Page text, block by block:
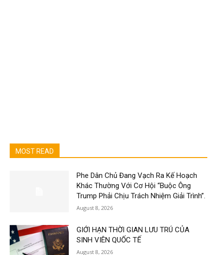
MOST READ
Phe Dân Chủ Đang Vạch Ra Kế Hoạch
Khác Thường Với Cơ Hội “Buộc Ông
Trump Phải Chịu Trách Nhiệm Giải Trình”.
August 8, 2026
GIỚI HẠN THỜI GIAN LƯU TRÚ CỦA
SINH VIÊN QUỐC TẾ
August 8, 2026